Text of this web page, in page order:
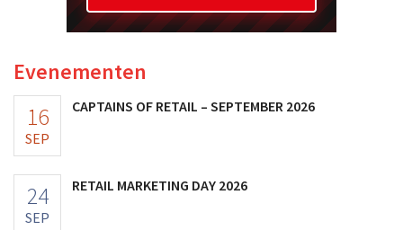
Evenementen
16
SEP
CAPTAINS OF RETAIL – SEPTEMBER 2026
24
SEP
RETAIL MARKETING DAY 2026